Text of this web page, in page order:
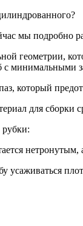
мы подробно
геометрии,
с минимальными
который
для сборки
нетронутым,
усаживаться